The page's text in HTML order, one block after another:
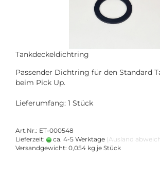
Tankdeckeldichtring
Passender Dichtring für den Standard
beim Pick Up.
Lieferumfang: 1 Stück
Art.Nr.: ET-000548
Lieferzeit:
ca. 4-5 Werktage (Ausland
Versandgewicht: 0,054 kg je Stück